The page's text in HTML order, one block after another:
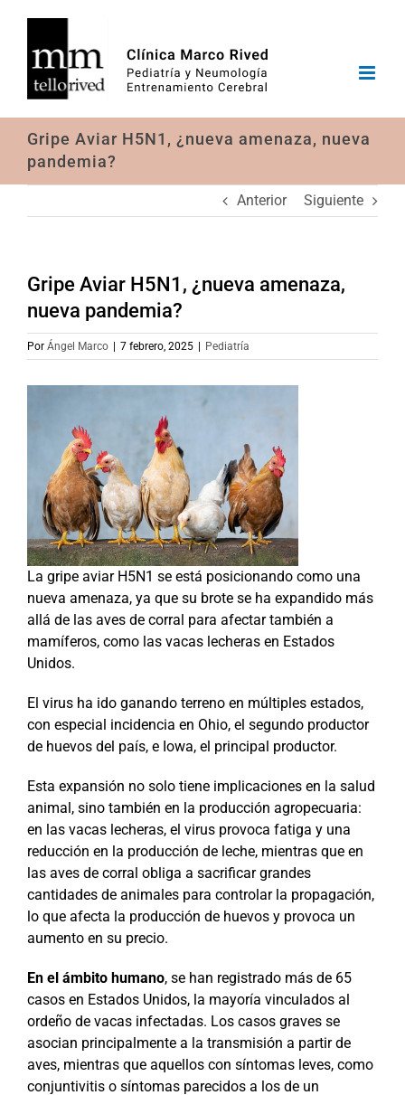
contenido
Gripe Aviar H5N1, ¿nueva amenaza, nueva
pandemia?
Anterior Siguiente
Gripe Aviar H5N1, ¿nueva amenaza,
nueva pandemia?
Por Ángel Marco 7 febrero, 2025 Pediatría
La gripe aviar H5N1 se está posicionando como una
nueva amenaza, ya que su brote se ha expandido más
allá de las aves de corral para afectar también a
mamíferos, como las vacas lecheras en Estados
Unidos.
El virus ha ido ganando terreno en múltiples estados,
con especial incidencia en Ohio, el segundo productor
de huevos del país, e Iowa, el principal productor.
Esta expansión no solo tiene implicaciones en la salud
animal, sino también en la producción agropecuaria:
en las vacas lecheras, el virus provoca fatiga y una
reducción en la producción de leche, mientras que en
las aves de corral obliga a sacrificar grandes
cantidades de animales para controlar la propagación,
lo que afecta la producción de huevos y provoca un
aumento en su precio.
En el ámbito humano, se han registrado más de 65
casos en Estados Unidos, la mayoría vinculados al
ordeño de vacas infectadas. Los casos graves se
asocian principalmente a la transmisión a partir de
aves, mientras que aquellos con síntomas leves, como
conjuntivitis o síntomas parecidos a los de un